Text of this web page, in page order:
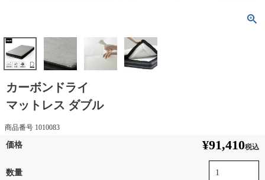
カーボンドライ
マットレス ダブル
商品番号 1010083
¥91,410税込